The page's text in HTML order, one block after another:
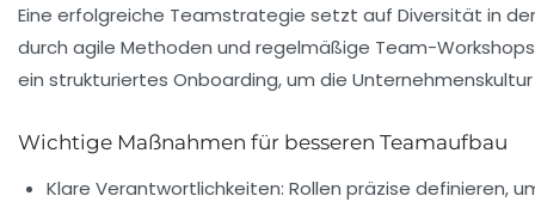
Eine erfolgreiche Teamstrategie setzt auf Diversität in
durch agile Methoden und regelmäßige Team-
ein strukturiertes Onboarding, um die
Wichtige Maßnahmen für besseren Teamaufbau
Klare Verantwortlichkeiten: Rollen präzise definieren,